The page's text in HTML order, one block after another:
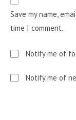
URL
(optional)
Save my name,
time I comment.
Notify me of
Notify me of